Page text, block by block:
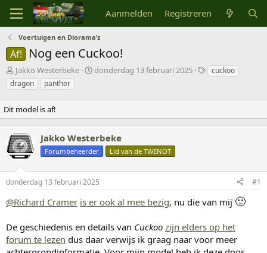
Aanmelden Registreren
Voertuigen en Diorama’s
Af! Nog een Cuckoo!
O
n
d
r
e
r
p
a
r
t
r
Jakko Westerbeke
S
t
u
donderdag 13 februari 2025
Tcuckoo
dragon
panther
Dit model is af!
Jakko Westerbeke
Forumbeheerder Lid van de TWENOT
donderdag 13 februari 2025 #1
@Richard Cramer is er ook al mee bezig, nu die van mij 🙂
De geschiedenis en details van Cuckoo zijn elders op het
forum te lezen dus daar verwijs ik graag naar voor meer